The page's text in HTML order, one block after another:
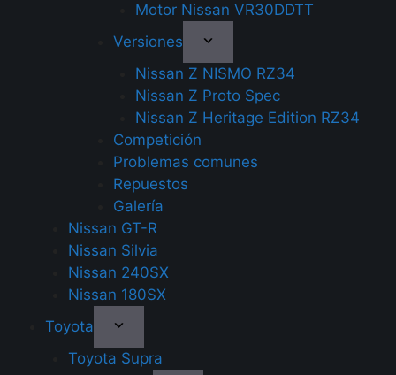
Motor Nissan VR30DDTT
Versiones
Nissan Z NISMO RZ34
Nissan Z Proto Spec
Nissan Z Heritage Edition RZ34
Competición
Problemas comunes
Repuestos
Galería
Nissan GT-R
Nissan Silvia
Nissan 240SX
Nissan 180SX
Toyota
Toyota Supra